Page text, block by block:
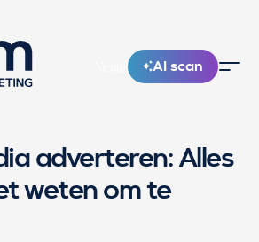
Nieuw! AI scan
adverteren: Alles
weten om te